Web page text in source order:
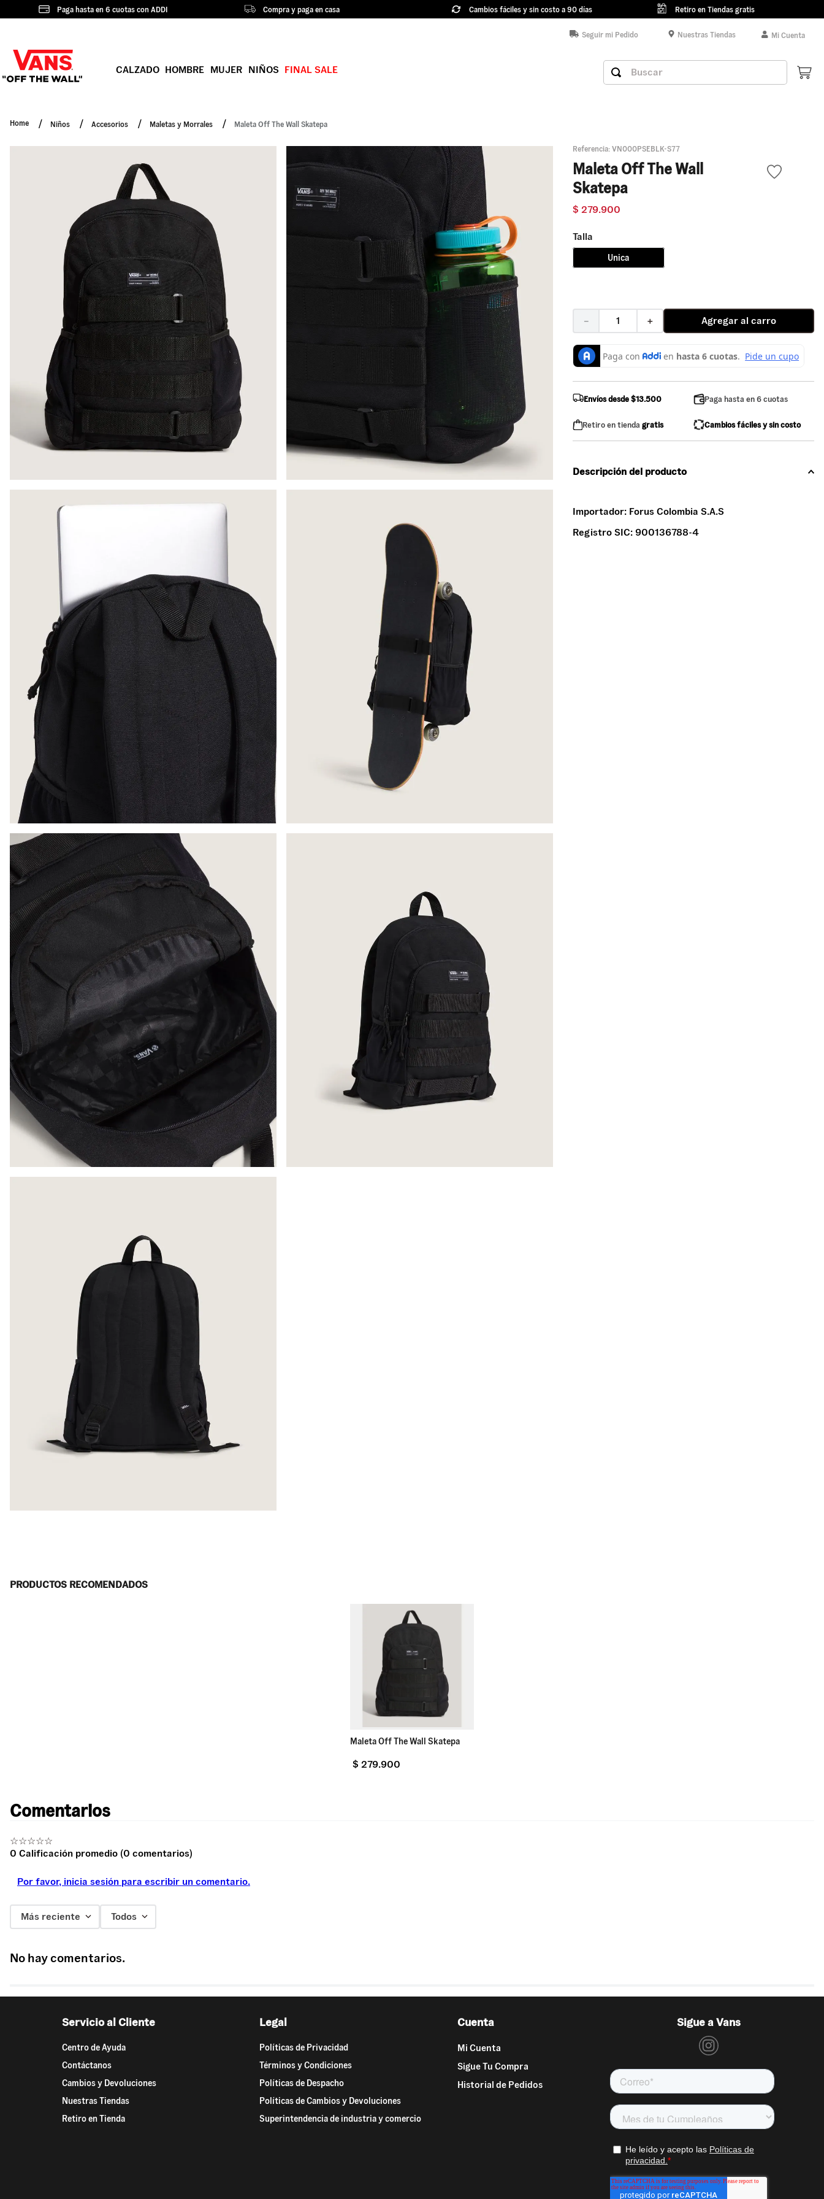
Paga hasta en 6 cuotas con ADDI Compra y paga en casa Cambios fáciles y sin costo a 90 días Retiro en Tiendas gratis
Seguir mi Pedido Nuestras Tiendas Mi Cuenta
CALZADO HOMBRE MUJER NIÑOS FINAL SALE Buscar
Niños Accesorios Maletas y Morrales Maleta Off The Wall Skatepa
Referencia:VN000PSEBLK-S77
Maleta Off The Wall
Skatepa
$ 279.900
Talla
Unica
＋
－ Agregar al carro
Envíos desde $13.500 Paga hasta en 6 cuotas
Retiro en tiendagratis Cambios fáciles y sin costo
Descripción del producto
Importador: Forus Colombia S.A.S
Registro SIC:900136788-4
PRODUCTOS RECOMENDADOS
Maleta Off The Wall Skatepa
$ 279.900
Comentarios
☆☆☆☆☆
0 Calificación promedio (0 comentarios)
Por favor, inicia sesión para escribir un comentario.
Más reciente Todos
No hay comentarios.
Servicio al Cliente
Centro de Ayuda
Contáctanos
Cambios y Devoluciones
Nuestras Tiendas
Retiro en Tienda
Legal
Políticas de Privacidad
Términos y Condiciones
Políticas de Despacho
Políticas de Cambios y Devoluciones
Superintendencia de industria y comercio
Cuenta
Mi Cuenta
Sigue Tu Compra
Historial de Pedidos
Sigue a Vans
hylane
4.
vans ultrarange
5.
old skool
.
knu
7.
crosspath
8 .
slip on
upland
10
tenis